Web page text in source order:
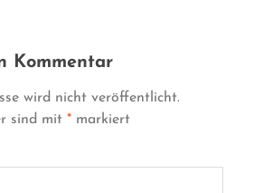
Kommentar
wird nicht veröffentlicht.
sind mit *markiert